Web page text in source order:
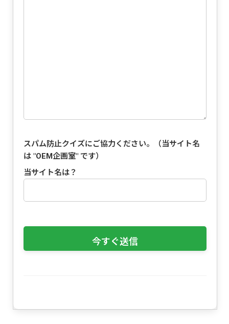
スパム防止クイズにご協力ください。（当サイト名
は "OEM企画室" です）
当サイト名は？